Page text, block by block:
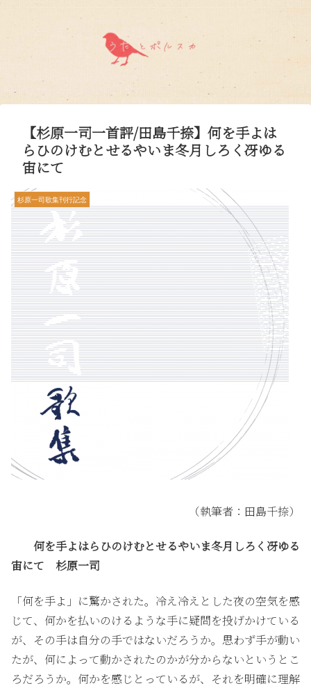
【杉原一司一首評/田島千捺】何を手よは
らひのけむとせるやいま冬月しろく冴ゆる
宙にて
杉原一司歌集刊行記念
（執筆者：田島千捺）
何を手よはらひのけむとせるやいま冬月しろく冴ゆる
宙にて
杉原一司
「何を手よ」に驚かされた。冷え冷えとした夜の空気を感
じて、何かを払いのけるような手に疑問を投げかけている
が、その手は自分の手ではないだろうか。思わず手が動い
たが、何によって動かされたのかが分からないというとこ
ろだろうか。何かを感じとっているが、それを明確に理解